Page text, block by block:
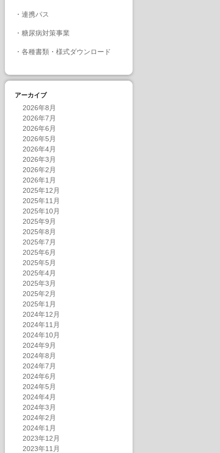
・ 連携パス
・ 糖尿病対策事業
・ 各種書類・様式ダウンロード
アーカイブ
2026年8月
2026年7月
2026年6月
2026年5月
2026年4月
2026年3月
2026年2月
2026年1月
2025年12月
2025年11月
2025年10月
2025年9月
2025年8月
2025年7月
2025年6月
2025年5月
2025年4月
2025年3月
2025年2月
2025年1月
2024年12月
2024年11月
2024年10月
2024年9月
2024年8月
2024年7月
2024年6月
2024年5月
2024年4月
2024年3月
2024年2月
2024年1月
2023年12月
2023年11月